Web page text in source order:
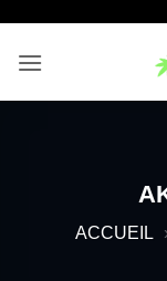
contenu
ACCUEIL